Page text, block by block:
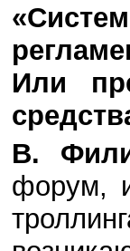
Или
В.
форум,